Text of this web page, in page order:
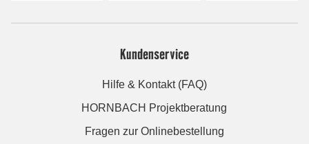
Kundenservice
Hilfe & Kontakt (FAQ)
HORNBACH Projektberatung
Fragen zur Onlinebestellung